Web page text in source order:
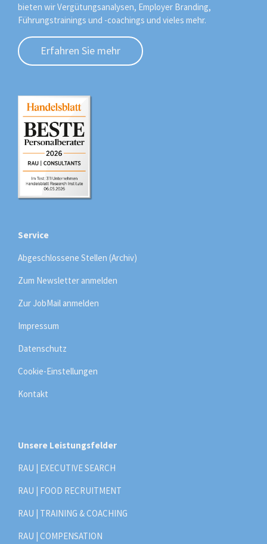
bieten wir Vergütungsanalysen, Employer Branding,
Führungstrainings und -coachings und vieles mehr.
Erfahren Sie mehr
Service
Abgeschlossene Stellen (Archiv)
Zum Newsletter anmelden
Zur JobMail anmelden
Impressum
Datenschutz
Cookie-Einstellungen
Kontakt
Unsere Leistungsfelder
RAU | EXECUTIVE SEARCH
RAU | FOOD RECRUITMENT
RAU | TRAINING & COACHING
RAU | COMPENSATION